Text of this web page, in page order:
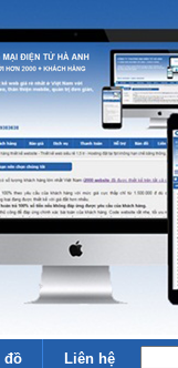
đồ
Liên hệ